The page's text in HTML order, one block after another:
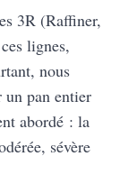
3R (Raffiner,
lignes,
nous
un pan entier
abordé : la
sévère